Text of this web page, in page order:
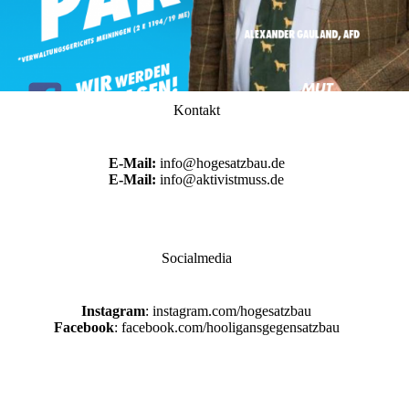
Kontakt
E-Mail: info@hogesatzbau.de
E-Mail: info@aktivistmuss.de
Socialmedia
Instagram: instagram.com/hogesatzbau
Facebook: facebook.com/hooligansgegensatzbau